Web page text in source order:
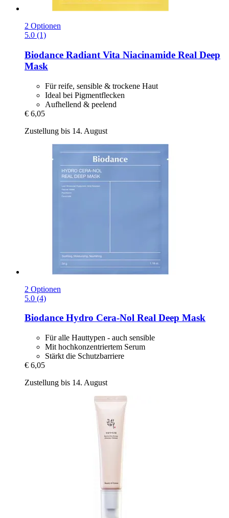
2 Optionen
5.0 (1)
Biodance Radiant Vita Niacinamide Real Deep
Mask
Für reife, sensible & trockene Haut
Ideal bei Pigmentflecken
Aufhellend & peelend
€ 6,05
Zustellung bis 14. August
2 Optionen
5.0 (4)
Biodance Hydro Cera-​Nol Real Deep Mask
Für alle Hauttypen - auch sensible
Mit hochkonzentriertem Serum
Stärkt die Schutzbarriere
€ 6,05
Zustellung bis 14. August